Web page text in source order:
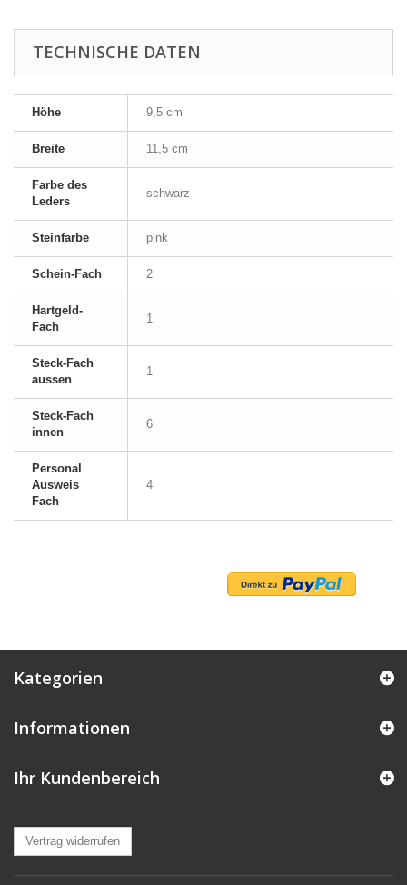
TECHNISCHE DATEN
Höhe 9,5 cm
Breite 11,5 cm
Farbe des
Leders
schwarz
Steinfarbe pink
Schein-Fach 2
Hartgeld-
Fach
1
Steck-Fach
aussen
1
Steck-Fach
innen
6
Personal
Ausweis
Fach
4
Kategorien
Informationen
Ihr Kundenbereich
Vertrag widerrufen